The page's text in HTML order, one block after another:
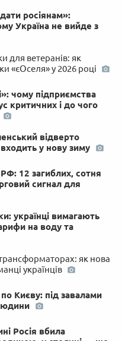
росіянам»:
Україна не вийде з
для ветеранів: як
«єОселя» у 2026 році
чому підприємства
критичних і до чого
відверто
у нову зиму
12 загиблих, сотня
сигнал для
українці вимагають
на воду та
як нова
українців
Києву: під завалами
Росія вбила